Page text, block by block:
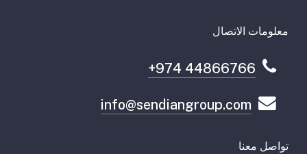
معلومات الاتصال
+974 44866766
info@sendiangroup.com
تواصل معنا